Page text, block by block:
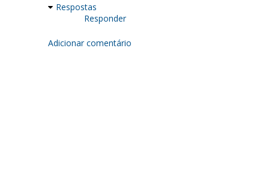
Respostas
Responder
Adicionar comentário